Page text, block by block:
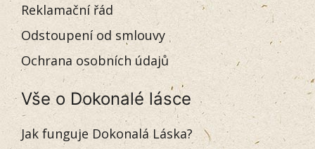
Reklamační řád
Odstoupení od smlouvy
Ochrana osobních údajů
Vše o Dokonalé lásce
Jak funguje Dokonalá Láska?